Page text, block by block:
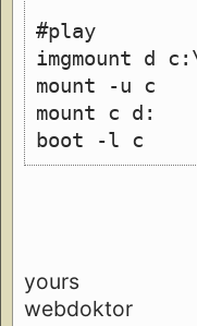
#play
imgmount d
mount -u c
mount c d:
boot -l c
yours
webdoktor